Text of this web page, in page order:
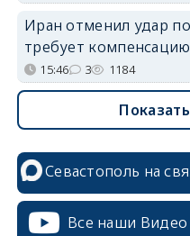
Иран отменил удар
требует
15:46 3 1184
Севастополь на
Все наши Видео